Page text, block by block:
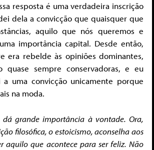
resposta é uma verdadeira inscrição
dela a convicção que quaisquer que
aquilo que nós queremos e
importância capital. Desde então,
era rebelde às opiniões dominantes,
quase sempre conservadoras, e eu
a uma convicção unicamente porque
na moda.
grande importância à vontade. Ora,
filosófica, o estoicismo, aconselha aos
aquilo que acontece para ser feliz. Não